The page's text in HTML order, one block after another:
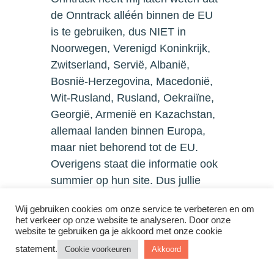
de Onntrack alléén binnen de EU
is te gebruiken, dus NIET in
Noorwegen, Verenigd Koninkrijk,
Zwitserland, Servië, Albanië,
Bosnië-Herzegovina, Macedonië,
Wit-Rusland, Rusland, Oekraiïne,
Georgië, Armenië en Kazachstan,
allemaal landen binnen Europa,
maar niet behorend tot de EU.
Overigens staat die informatie ook
summier op hun site. Dus jullie
Europa” in in ieder geval volgens
de fabrikant/distributeur omjuist.
Antwoord
Wij gebruiken cookies om onze service te verbeteren en om
het verkeer op onze website te analyseren. Door onze
website te gebruiken ga je akkoord met onze cookie
statement.
Cookie voorkeuren Akkoord